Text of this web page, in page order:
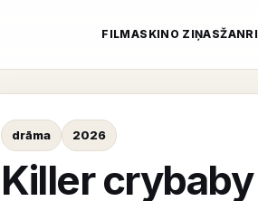
FILMAS KINO ZIŅASŽANRI
drāma 2026
Killer crybaby